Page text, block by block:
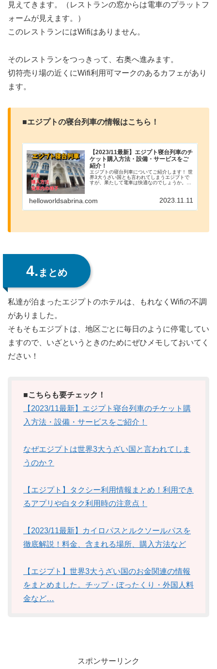
見えてきます。（レストランの窓からは電車のプラットフ
ォームが見えます。）
このレストランにはWifiはありません。
そのレストランをつっきって、右奥へ進みます。
切符売り場の近くにWifi利用可マークのあるカフェがあり
ます。
■エジプトの寝台列車の情報はこちら！
【2023/11最新】エジプト寝台列車のチ
ケット購入方法・設備・サービスをご
紹介！
エジプトの寝台列車についてご紹介します！ 世
界3大うざい国とも言われてしまうエジプトで
すが、果たして電車は快適なのでしょうか。笑
helloworldsabrina.com 2023.11.11
4. まとめ
私達が泊まったエジプトのホテルは、もれなくWifiの不調
がありました。
そもそもエジプトは、地区ごとに毎日のように停電してい
ますので、いざというときのためにぜひメモしておいてく
ださい！
■こちらも要チェック！
【2023/11最新】エジプト寝台列車のチケット購
入方法・設備・サービスをご紹介！
なぜエジプトは世界3大うざい国と言われてしま
うのか？
【エジプト】タクシー利用情報まとめ！利用でき
るアプリや白タク利用時の注意点！
【2023/11最新】カイロパスとルクソールパスを
徹底解説！料金、含まれる場所、購入方法など
【エジプト】世界3大うざい国のお金関連の情報
をまとめました。チップ・ぼったくり・外国人料
金など…
スポンサーリンク